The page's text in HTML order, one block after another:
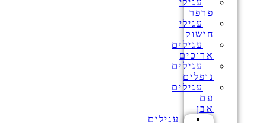
עגילי
פרפר
עגילי
חישוק
עגילים
ארוכים
עגילים
נופלים
עגילים
עם
אבן
עגילים